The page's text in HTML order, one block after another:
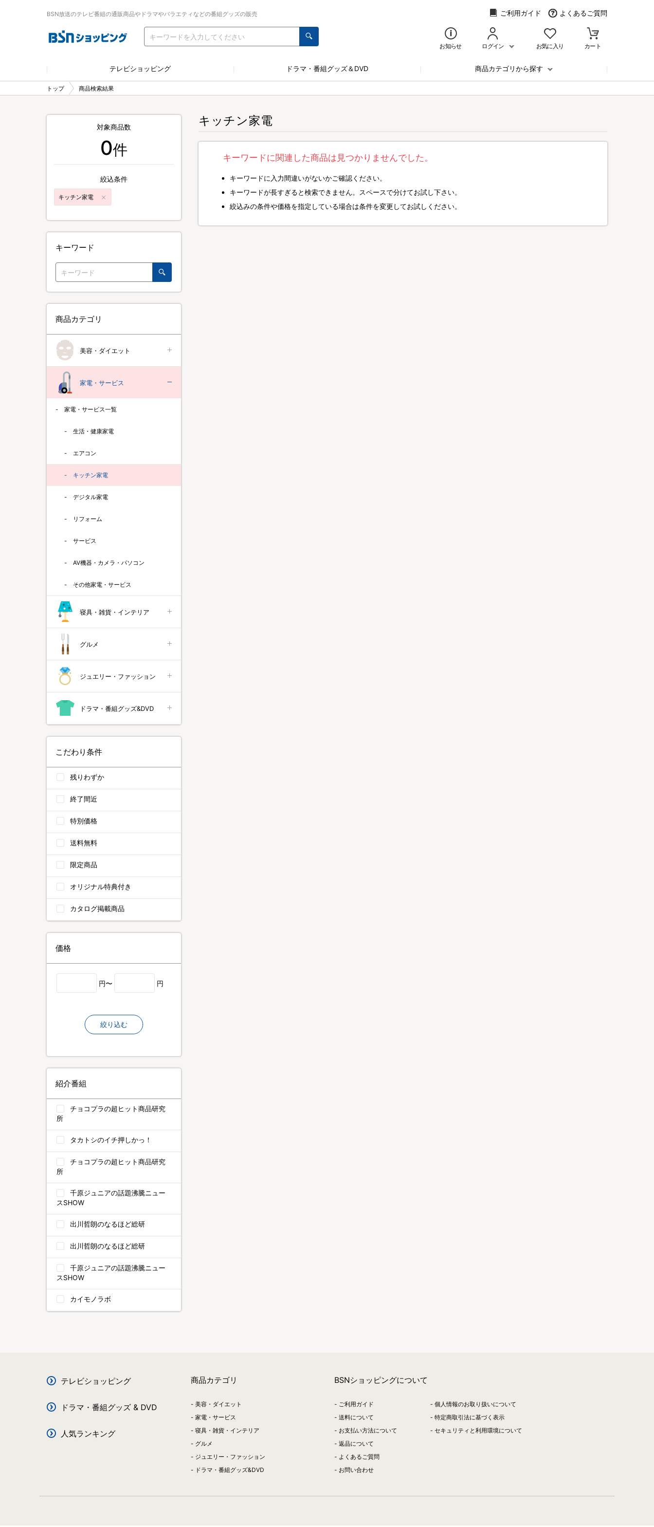
BSN放送のテレビ番組の通販商品やドラマやバラエティなどの番組グッズの販売 ご利用ガイド よくあるご質問
お知らせ ログイン お気に入り カート
テレビショッピング ドラマ・番組グッズ＆DVD 商品カテゴリから探す
トップ 商品検索結果
キッチン家電
キーワードに関連した商品は見つかりませんでした。
キーワードに入力間違いがないかご確認ください。
キーワードが長すぎると検索できません。スペースで分けてお試し下さい。
絞込みの条件や価格を指定している場合は条件を変更してお試しください。
対象商品数
0件
絞込条件
キッチン家電
キーワード
商品カテゴリ
美容・ダイエット
家電・サービス
家電・サービス一覧
生活・健康家電
エアコン
キッチン家電
デジタル家電
リフォーム
サービス
AV機器・カメラ・パソコン
その他家電・サービス
寝具・雑貨・インテリア
グルメ
ジュエリー・ファッション
ドラマ・番組グッズ&DVD
こだわり条件
残りわずか
終了間近
特別価格
送料無料
限定商品
オリジナル特典付き
カタログ掲載商品
価格
円〜 円
絞り込む
紹介番組
チョコプラの超ヒット商品研究
所
タカトシのイチ押しかっ！
チョコプラの超ヒット商品研究
所
千原ジュニアの話題沸騰ニュー
スSHOW
出川哲朗のなるほど総研
出川哲朗のなるほど総研
千原ジュニアの話題沸騰ニュー
スSHOW
カイモノラボ
テレビショッピング
ドラマ・番組グッズ & DVD
人気ランキング
商品カテゴリ
美容・ダイエット
家電・サービス
寝具・雑貨・インテリア
グルメ
ジュエリー・ファッション
ドラマ・番組グッズ&DVD
BSNショッピングについて
ご利用ガイド
送料について
お支払い方法について
返品について
よくあるご質問
お問い合わせ
個人情報のお取り扱いについて
特定商取引法に基づく表示
セキュリティと利用環境について